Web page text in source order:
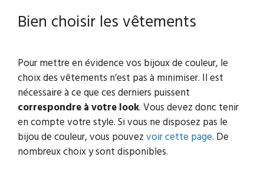
Bien choisir les vêtements
Pour mettre en évidence vos bijoux de couleur, le
choix des vêtements n’est pas à minimiser. Il est
nécessaire à ce que ces derniers puissent
correspondre à votre look. Vous devez donc tenir
en compte votre style. Si vous ne disposez pas le
bijou de couleur, vous pouvezvoir cette page. De
nombreux choix y sont disponibles.